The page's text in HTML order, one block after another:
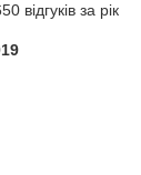
відгуків за рік